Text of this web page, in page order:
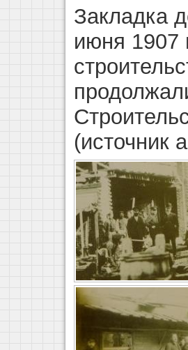
Закладка
июня 1907
(источник